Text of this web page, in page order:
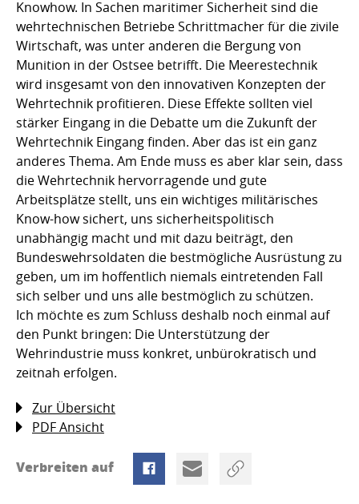
Knowhow. In Sachen maritimer Sicherheit sind die
wehrtechnischen Betriebe Schrittmacher für die zivile
Wirtschaft, was unter anderen die Bergung von
Munition in der Ostsee betrifft. Die Meerestechnik
wird insgesamt von den innovativen Konzepten der
Wehrtechnik profitieren. Diese Effekte sollten viel
stärker Eingang in die Debatte um die Zukunft der
Wehrtechnik Eingang finden. Aber das ist ein ganz
anderes Thema. Am Ende muss es aber klar sein, dass
die Wehrtechnik hervorragende und gute
Arbeitsplätze stellt, uns ein wichtiges militärisches
Know-how sichert, uns sicherheitspolitisch
unabhängig macht und mit dazu beiträgt, den
Bundeswehrsoldaten die bestmögliche Ausrüstung zu
geben, um im hoffentlich niemals eintretenden Fall
sich selber und uns alle bestmöglich zu schützen.
Ich möchte es zum Schluss deshalb noch einmal auf
den Punkt bringen: Die Unterstützung der
Wehrindustrie muss konkret, unbürokratisch und
zeitnah erfolgen.
Zur Übersicht
PDF Ansicht
Verbreiten auf